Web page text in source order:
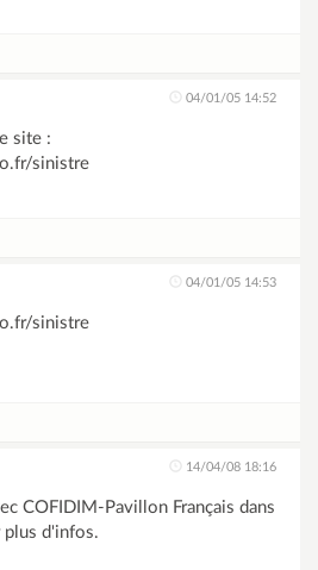
04/01/05 14:52
site :
sinistre
04/01/05 14:53
sinistre
14/04/08 18:16
COFIDIM-Pavillon Français dans
plus d'infos.